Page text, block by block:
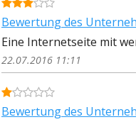
Bewertung des
Eine Internetseite mit
22.07.2016 11:11
Bewertung des